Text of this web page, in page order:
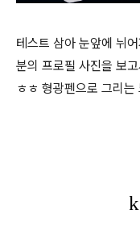
테스트 삼아 눈앞에 뉘
분의 프로필 사진을 보
ㅎㅎ 형광펜으로 그리